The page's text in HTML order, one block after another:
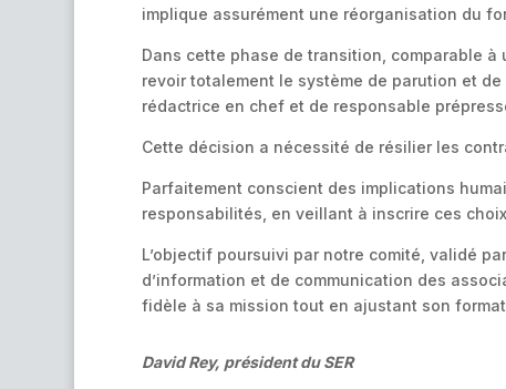
implique assurément une réorganisation du
Dans cette phase de transition, comparable
revoir totalement le système de parution et
rédactrice en chef et de responsable
Cette décision a nécessité de résilier les
Parfaitement conscient des implications
responsabilités, en veillant à inscrire ces
L’objectif poursuivi par notre comité, validé
d’information et de communication des
fidèle à sa mission tout en ajustant son
David Rey, président du SER